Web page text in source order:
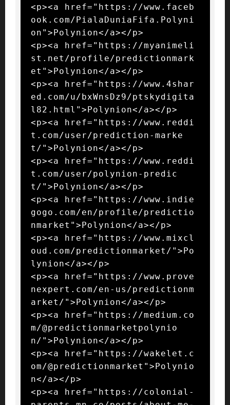
<p><a href="https://www.faceb
ook.com/PialaDuniaFifa.Polyni
on">Polynion</a></p>
<p><a href="https://myanimeli
st.net/profile/predictionmark
et">Polynion</a></p>
<p><a href="https://www.4shar
ed.com/u/bxWnsDz9/ptskydigita
l82.html">Polynion</a></p>
<p><a href="https://www.reddi
t.com/user/prediction-marke
t/">Polynion</a></p>
<p><a href="https://www.reddi
t.com/user/polynion-predic
t/">Polynion</a></p>
<p><a href="https://www.indie
gogo.com/en/profile/predictio
nmarket">Polynion</a></p>
<p><a href="https://www.mixcl
oud.com/predictionmarket/">Po
lynion</a></p>
<p><a href="https://www.prove
nexpert.com/en-us/predictionm
arket/">Polynion</a></p>
<p><a href="https://medium.co
m/@predictionmarketpolynio
n/">Polynion</a></p>
<p><a href="https://wakelet.c
om/@predictionmarket">Polynio
n</a></p>
<p><a href="https://colonial-